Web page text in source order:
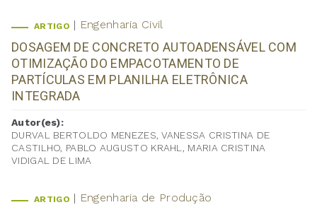
ARTIGO Engenharia Civil
DOSAGEM DE CONCRETO AUTOADENSÁVEL COM
OTIMIZAÇÃO DO EMPACOTAMENTO DE
PARTÍCULAS EM PLANILHA ELETRÔNICA
INTEGRADA
Autor(es):
DURVAL BERTOLDO MENEZES, VANESSA CRISTINA DE
CASTILHO, PABLO AUGUSTO KRAHL, MARIA CRISTINA
VIDIGAL DE LIMA
ARTIGO Engenharia de Produção